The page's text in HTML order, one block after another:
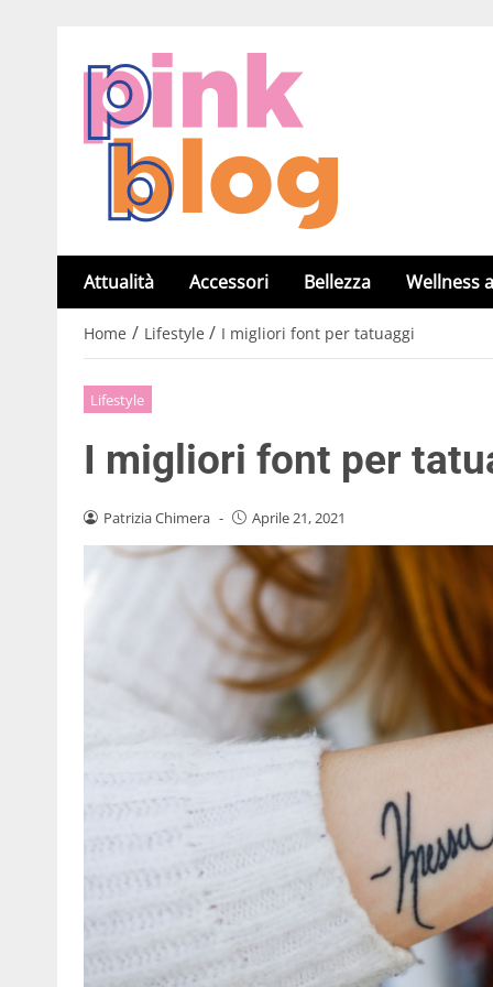
Attualità Accessori Bellezza Wellness
Home / Lifestyle / I migliori font per tatuaggi
Lifestyle
I migliori font per
Patrizia Chimera - Aprile 21, 2021